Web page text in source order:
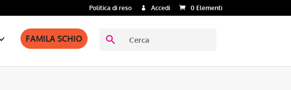
Politica di reso Accedi 0 Elementi
FAMILA SCHIO